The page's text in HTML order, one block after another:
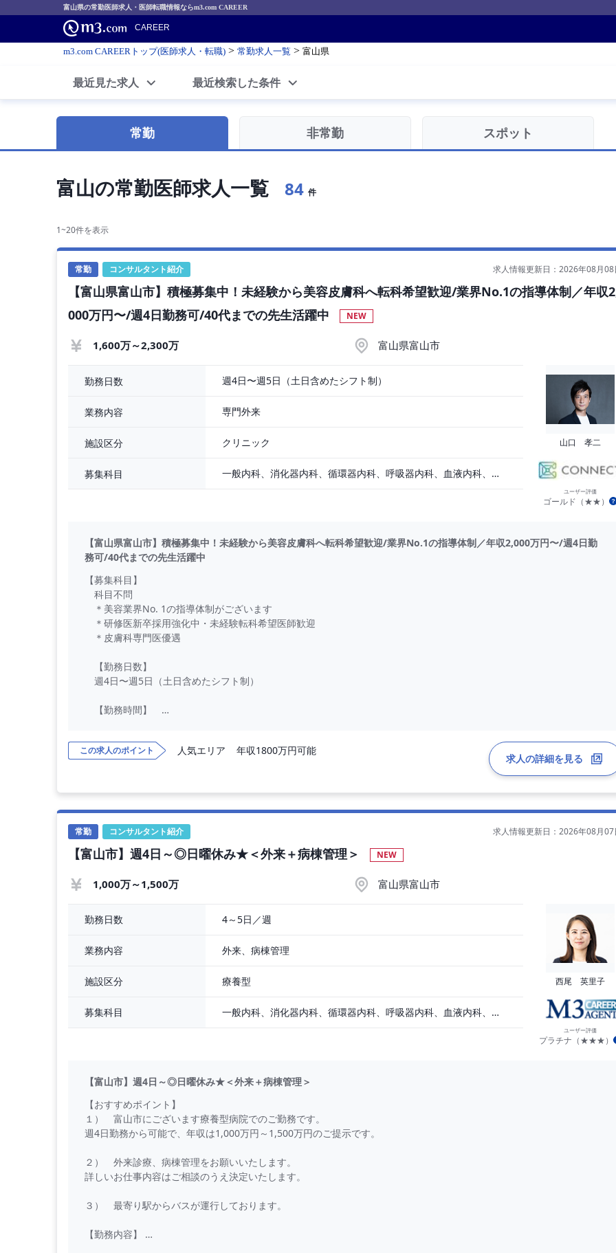
富山県の常勤医師求人・医師転職情報ならm3.com CAREER
CAREER
m3.com CAREERトップ(医師求人・転職) > 常勤求人一覧 > 富山県
最近見た求人 最近検索した条件
常勤 非常勤 スポット
富山の常勤医師求人一覧 84 件
1~20件を表示
常勤 コンサルタント紹介 求人情報更新日：2026年08月08
【富山県富山市】積極募集中！未経験から美容皮膚科へ転科希望歓迎/業界No.1の指導体制／年収
000万円〜/週4日勤務可/40代までの先生活躍中
NEW
1,600万～2,300万 富山県富山市
勤務日数 週4日〜週5日（土日含めたシフト制）
業務内容 専門外来
施設区分 クリニック
募集科目 一般内科、消化器内科、循環器内科、呼吸器内科、血液内科、心療内科、脳神経内科、内分泌内科、老人内科、一般外科、消化器外科、心臓外科、呼吸器外科、脳神経外科、整形外科、形成外科、リハビリテーション科、小児科、産婦人科、婦人科、精神科、眼科、耳鼻咽喉科、皮膚科、泌尿器科、放射線科、人工透析、麻酔科、美容外科、人間ドック・検診、その他
山口 孝二
ユーザー評価
ゴールド（★★）
【富山県富山市】積極募集中！未経験から美容皮膚科へ転科希望歓迎/業界No.1の指導体制／年収2,000万円〜/週4日勤
務可/40代までの先生活躍中
【募集科目】
科目不問
＊美容業界No. 1の指導体制がございます
＊研修医新卒採用強化中・未経験転科希望医師歓迎
＊皮膚科専門医優遇
【勤務日数】
週4日〜週5日（土日含めたシフト制）
【勤務時間】
＊時短勤務不可
・ボトックス注入
・ヒアルロン酸注入
・糸リフト
・肌育注射
・脂肪溶解注射
【給 与】
週5日：2,000万円〜
週4日：1,840万円
＊経験者応相談
＊売上実績によりインセンティブ支給
制服貸与
学会費・学会
この求人のポイント 人気エリア 年収1800万円可能
求人の詳細を見る
常勤 コンサルタント紹介 求人情報更新日：2026年08月07
【富山市】週4日～◎日曜休み★＜外来＋病棟管理＞ NEW
1,000万～1,500万 富山県富山市
勤務日数 4～5日／週
業務内容 外来、病棟管理
施設区分 療養型
募集科目 一般内科、消化器内科、循環器内科、呼吸器内科、血液内科、脳神経内科、内分泌内科、老人内科、その他
西尾 英里子
ユーザー評価
プラチナ（★★★）
【富山市】週4日～◎日曜休み★＜外来＋病棟管理＞
【おすすめポイント】
１） 富山市にございます療養型病院でのご勤務です。
週4日勤務から可能で、年収は1,000万円～1,500万円のご提示です。
２） 外来診療、病棟管理をお願いいたします。
詳しいお仕事内容はご相談のうえ決定いたします。
３） 最寄り駅からバスが運行しております。
【勤務内容】